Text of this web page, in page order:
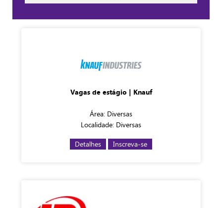
Vagas de estágio | Knauf
Área: Diversas
Localidade: Diversas
Detalhes Inscreva-se